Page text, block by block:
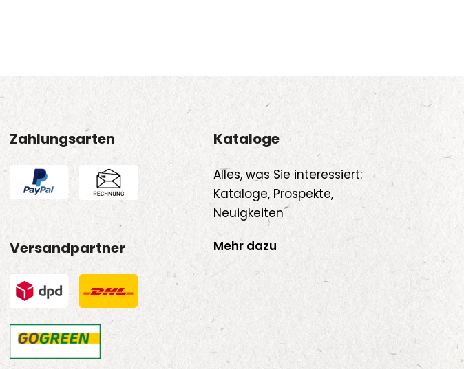
Zahlungsarten
Versandpartner
Kataloge
Alles, was Sie interessiert:
Kataloge, Prospekte,
Neuigkeiten
Mehr dazu